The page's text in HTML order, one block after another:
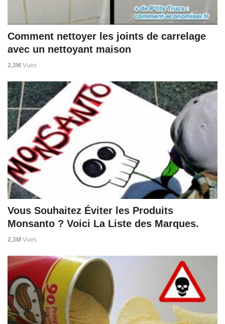
Comment nettoyer les joints de carrelage
avec un nettoyant maison
2,3M Vues
Vous Souhaitez Éviter les Produits
Monsanto ? Voici La Liste des Marques.
2,3M Vues